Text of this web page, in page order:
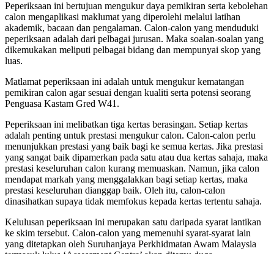
Peperiksaan ini bertujuan mengukur daya pemikiran serta kebolehan
calon mengaplikasi maklumat yang diperolehi melalui latihan
akademik, bacaan dan pengalaman. Calon-calon yang menduduki
peperiksaan adalah dari pelbagai jurusan. Maka soalan-soalan yang
dikemukakan meliputi pelbagai bidang dan mempunyai skop yang
luas.
Matlamat peperiksaan ini adalah untuk mengukur kematangan
pemikiran calon agar sesuai dengan kualiti serta potensi seorang
Penguasa Kastam Gred W41.
Peperiksaan ini melibatkan tiga kertas berasingan. Setiap kertas
adalah penting untuk prestasi mengukur calon. Calon-calon perlu
menunjukkan prestasi yang baik bagi ke semua kertas. Jika prestasi
yang sangat baik dipamerkan pada satu atau dua kertas sahaja, maka
prestasi keseluruhan calon kurang memuaskan. Namun, jika calon
mendapat markah yang menggalakkan bagi setiap kertas, maka
prestasi keseluruhan dianggap baik. Oleh itu, calon-calon
dinasihatkan supaya tidak memfokus kepada kertas tertentu sahaja.
Kelulusan peperiksaan ini merupakan satu daripada syarat lantikan
ke skim tersebut. Calon-calon yang memenuhi syarat-syarat lain
yang ditetapkan oleh Suruhanjaya Perkhidmatan Awam Malaysia